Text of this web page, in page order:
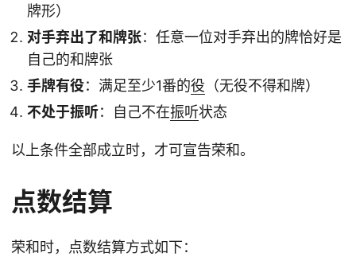
牌形）
对手弃出了和牌张：任意一位对手弃出的牌恰好是
自己的和牌张
手牌有役：满足至少1番的役 （无役不得和牌）
不处于振听：自己不在振听状态
以上条件全部成立时，才可宣告荣和。
点数结算
荣和时，点数结算方式如下：